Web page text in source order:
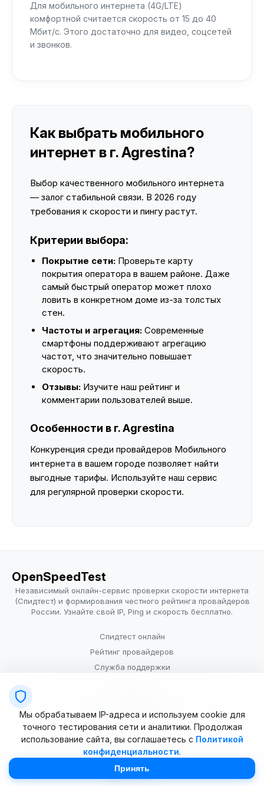
Для мобильного интернета (4G/LTE)
комфортной считается скорость от 15 до 40
Мбит/с. Этого достаточно для видео, соцсетей
и звонков.
Как выбрать мобильного
интернет в г. Agrestina?
Выбор качественного мобильного интернета
— залог стабильной связи. В 2026 году
требования к скорости и пингу растут.
Критерии выбора:
Покрытие сети: Проверьте карту
покрытия оператора в вашем районе. Даже
самый быстрый оператор может плохо
ловить в конкретном доме из-за толстых
стен.
Частоты и агрегация: Современные
смартфоны поддерживают агрегацию
частот, что значительно повышает
скорость.
Отзывы: Изучите наш рейтинг и
комментарии пользователей выше.
Особенности в г. Agrestina
Конкуренция среди провайдеров Мобильного
интернета в вашем городе позволяет найти
выгодные тарифы. Используйте наш сервис
для регулярной проверки скорости.
OpenSpeedTest
Независимый онлайн-сервис проверки скорости интернета
(Спидтест) и формирования честного рейтинга провайдеров
России. Узнайте свой IP, Ping и скорость бесплатно.
Спидтест онлайн
Рейтинг провайдеров
Служба поддержки
Условия использования
© 2025–2026 OpenSpeedTest (ИП Долматова В.В.). Все права
Мы обрабатываем IP-адреса и используем cookie для
точного тестирования сети и аналитики. Продолжая
использование сайта, вы соглашаетесь с Политикой
конфиденциальности.
Принять